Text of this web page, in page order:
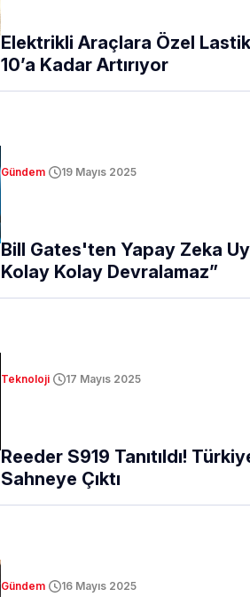
Elektrikli Araçlara Özel
10’a Kadar Artırıyor
Gündem 19 Mayıs 2025
Bill Gates'ten Yapay Zeka
Kolay Kolay Devralamaz”
Teknoloji 17 Mayıs 2025
Reeder S919 Tanıtıldı!
Sahneye Çıktı
Gündem 16 Mayıs 2025